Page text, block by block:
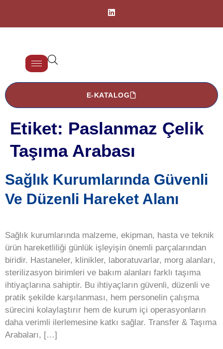
E-KATALOG
Etiket: Paslanmaz Çelik
Taşıma Arabası
Sağlık Kurumlarında Güvenli
Ve Düzenli Hareket Alanı
Sağlık kurumlarında malzeme, ekipman, hasta ve teknik
ürün hareketliliği günlük işleyişin önemli parçalarından
biridir. Hastaneler, klinikler, laboratuvarlar, morg alanları,
sterilizasyon birimleri ve bakım alanları farklı taşıma
ihtiyaçlarına sahiptir. Bu ihtiyaçların güvenli, düzenli ve
pratik şekilde karşılanması, hem personelin çalışma
sürecini kolaylaştırır hem de kurum içi operasyonların
daha verimli ilerlemesine katkı sağlar. Transfer & Taşıma
Arabaları, […]